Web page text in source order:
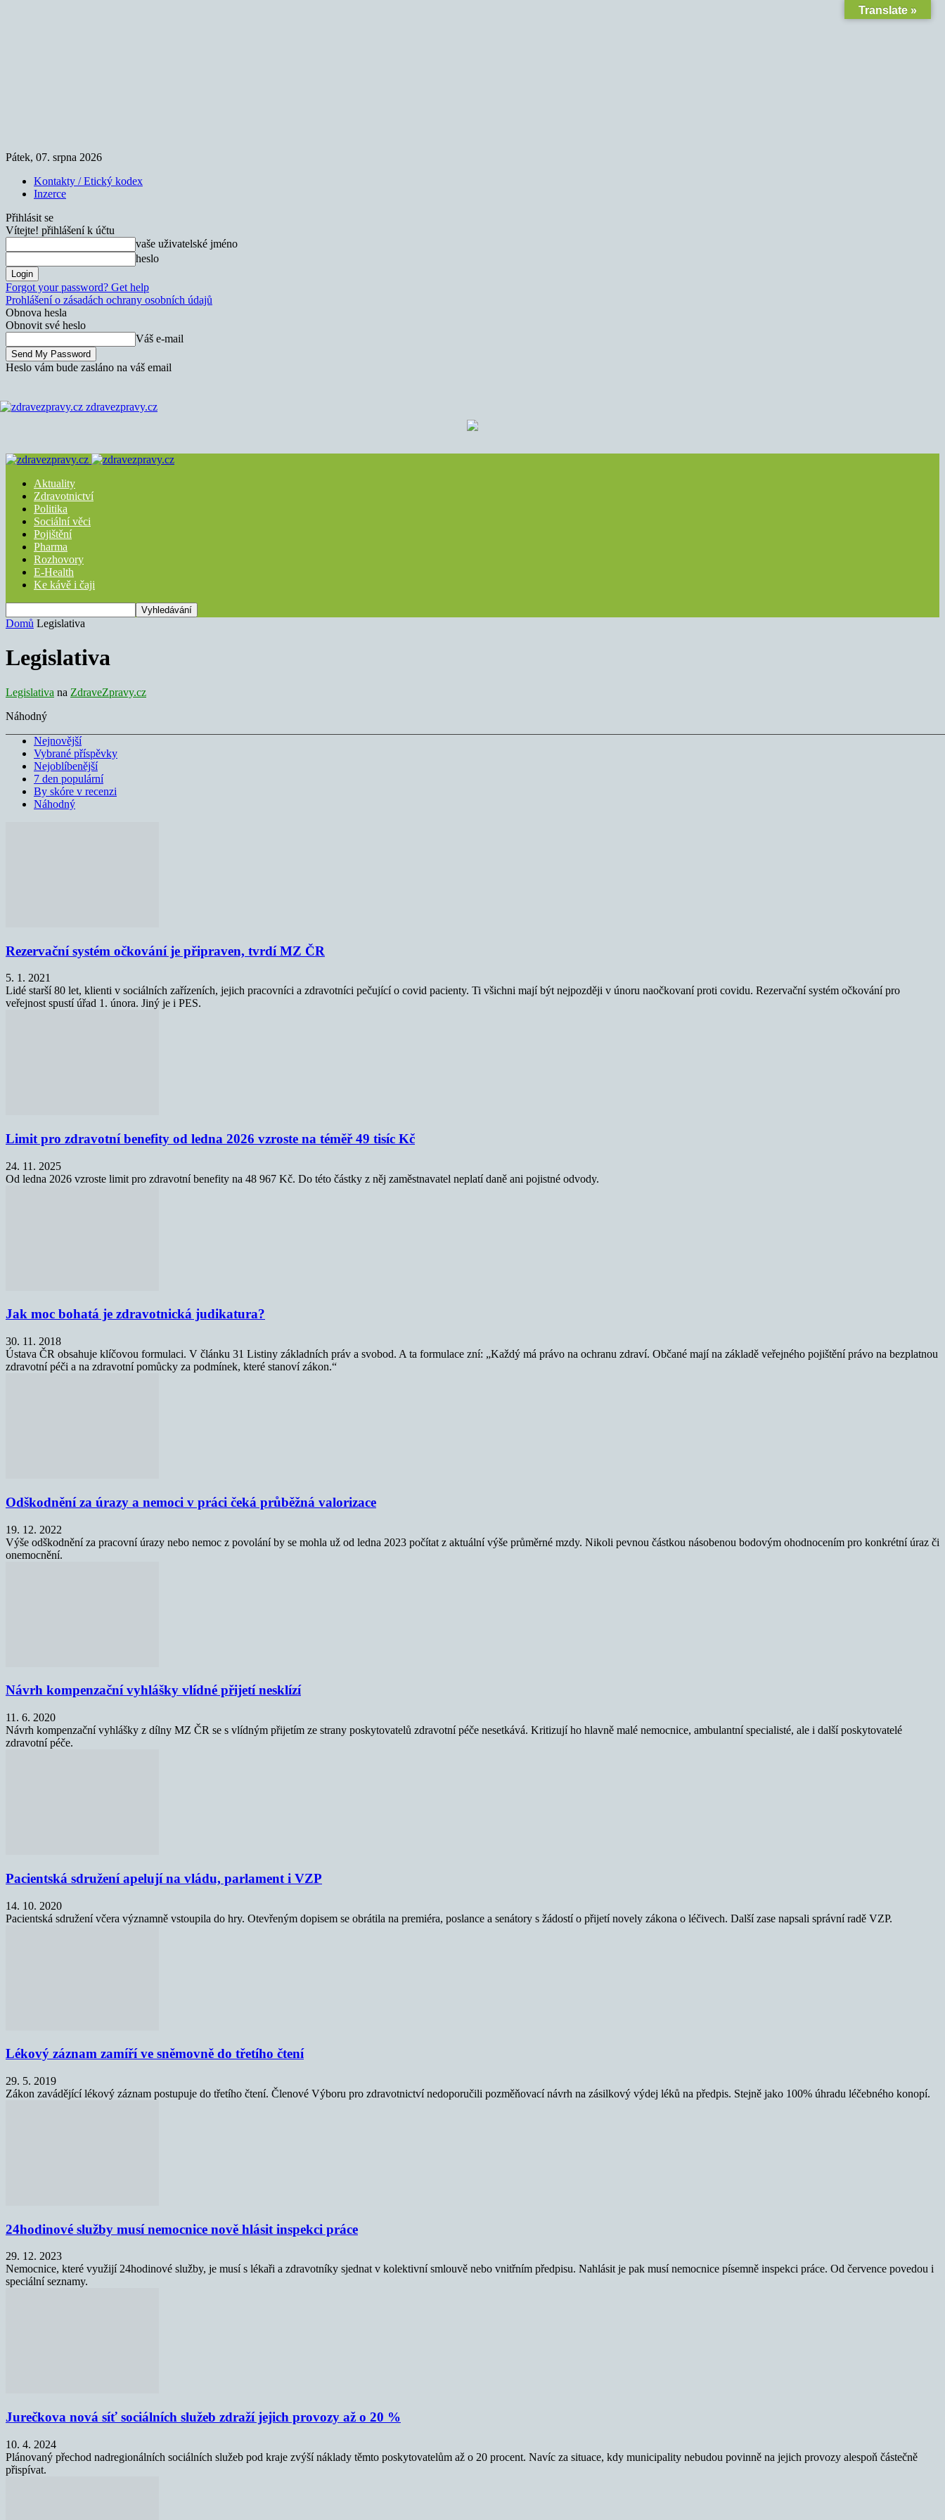
Pátek, 07. srpna 2026
Kontakty / Etický kodex
Inzerce
Přihlásit se
Vítejte! přihlášení k účtu
vaše uživatelské jméno
heslo
Forgot your password? Get help
Prohlášení o zásadách ochrany osobních údajů
Obnova hesla
Obnovit své heslo
Váš e-mail
Heslo vám bude zasláno na váš email
zdravezpravy.cz
Aktuality
Zdravotnictví
Politika
Sociální věci
Pojištění
Pharma
Rozhovory
E-Health
Ke kávě i čaji
Domů Legislativa
Legislativa
Legislativa na ZdraveZpravy.cz
Náhodný
Nejnovější
Vybrané příspěvky
Nejoblíbenější
7 den populární
By skóre v recenzi
Náhodný
Rezervační systém očkování je připraven, tvrdí MZ ČR
5. 1. 2021
Lidé starší 80 let, klienti v sociálních zařízeních, jejich pracovníci a zdravotníci pečující o covid pacienty. Ti všichni mají být nejpozději v únoru naočkovaní proti covidu. Rezervační systém očkování pro
veřejnost spustí úřad 1. února. Jiný je i PES.
Limit pro zdravotní benefity od ledna 2026 vzroste na téměř 49 tisíc Kč
24. 11. 2025
Od ledna 2026 vzroste limit pro zdravotní benefity na 48 967 Kč. Do této částky z něj zaměstnavatel neplatí daně ani pojistné odvody.
Jak moc bohatá je zdravotnická judikatura?
30. 11. 2018
Ústava ČR obsahuje klíčovou formulaci. V článku 31 Listiny základních práv a svobod. A ta formulace zní: „Každý má právo na ochranu zdraví. Občané mají na základě veřejného pojištění právo na bezplatnou
zdravotní péči a na zdravotní pomůcky za podmínek, které stanoví zákon.“
Odškodnění za úrazy a nemoci v práci čeká průběžná valorizace
19. 12. 2022
Výše odškodnění za pracovní úrazy nebo nemoc z povolání by se mohla už od ledna 2023 počítat z aktuální výše průměrné mzdy. Nikoli pevnou částkou násobenou bodovým ohodnocením pro konkrétní úraz či
onemocnění.
Návrh kompenzační vyhlášky vlídné přijetí nesklízí
11. 6. 2020
Návrh kompenzační vyhlášky z dílny MZ ČR se s vlídným přijetím ze strany poskytovatelů zdravotní péče nesetkává. Kritizují ho hlavně malé nemocnice, ambulantní specialisté, ale i další poskytovatelé
zdravotní péče.
Pacientská sdružení apelují na vládu, parlament i VZP
14. 10. 2020
Pacientská sdružení včera významně vstoupila do hry. Otevřeným dopisem se obrátila na premiéra, poslance a senátory s žádostí o přijetí novely zákona o léčivech. Další zase napsali správní radě VZP.
Lékový záznam zamíří ve sněmovně do třetího čtení
29. 5. 2019
Zákon zavádějící lékový záznam postupuje do třetího čtení. Členové Výboru pro zdravotnictví nedoporučili pozměňovací návrh na zásilkový výdej léků na předpis. Stejně jako 100% úhradu léčebného konopí.
24hodinové služby musí nemocnice nově hlásit inspekci práce
29. 12. 2023
Nemocnice, které využijí 24hodinové služby, je musí s lékaři a zdravotníky sjednat v kolektivní smlouvě nebo vnitřním předpisu. Nahlásit je pak musí nemocnice písemně inspekci práce. Od července povedou i
speciální seznamy.
Jurečkova nová síť sociálních služeb zdraží jejich provozy až o 20 %
10. 4. 2024
Plánovaný přechod nadregionálních sociálních služeb pod kraje zvýší náklady těmto poskytovatelům až o 20 procent. Navíc za situace, kdy municipality nebudou povinně na jejich provozy alespoň částečně
přispívat.
Translate »